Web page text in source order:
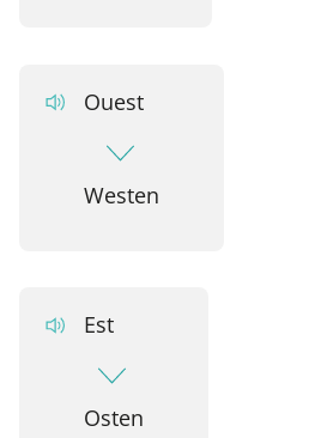
Ouest
Westen
Est
Osten